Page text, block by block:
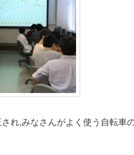
れ,みなさんがよく使う自転車